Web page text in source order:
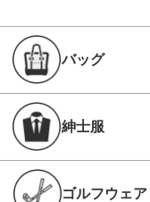
バッグ
紳士服
ゴルフウェア